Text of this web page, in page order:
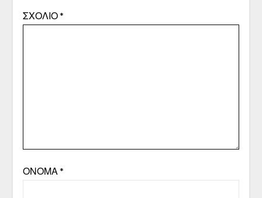
ΣΧΌΛΙΟ*
ΌΝΟΜΑ *